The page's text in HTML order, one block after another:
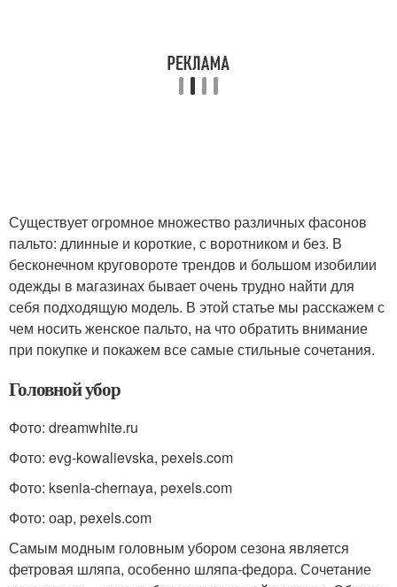
Существует огромное множество различных фасонов
пальто: длинные и короткие, с воротником и без. В
бесконечном круговороте трендов и большом изобилии
одежды в магазинах бывает очень трудно найти для
себя подходящую модель. В этой статье мы расскажем с
чем носить женское пальто, на что обратить внимание
при покупке и покажем все самые стильные сочетания.
Головной убор
Фото: dreamwhite.ru
Фото: evg-kowalievska, pexels.com
Фото: ksenia-chernaya, pexels.com
Фото: оар, pexels.com
Самым модным головным убором сезона является
фетровая шляпа, особенно шляпа-федора. Сочетание